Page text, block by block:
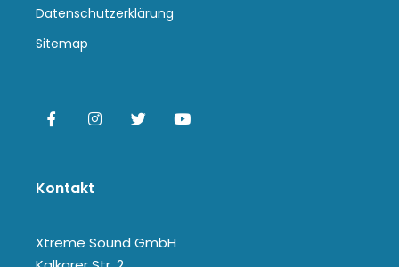
Datenschutzerklärung
Sitemap
Kontakt
Xtreme Sound GmbH